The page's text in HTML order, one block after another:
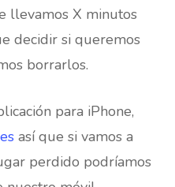
llevamos X minutos
decidir si queremos
borrarlos.
para iPhone,
así que si vamos a
perdido podríamos